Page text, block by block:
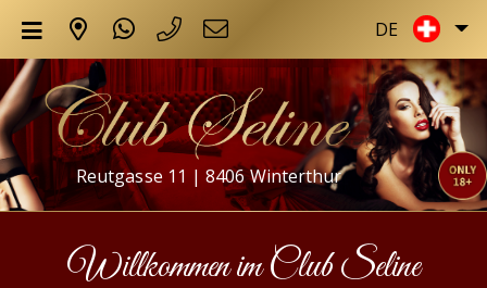
DE
Reutgasse 11 | 8406 Winterthur
Willkommen im Club Seline